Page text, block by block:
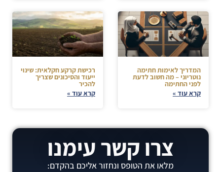
המדריך לאימות חתימה
נוטריוני – מה חשוב לדעת
לפני החתימה
קרא עוד »
רכישת קרקע חקלאית: שינוי
ייעוד והסיכונים שצריך
להכיר
קרא עוד »
צרו קשר עימנו
מלאו את הטופס ונחזור אליכם בהקדם: